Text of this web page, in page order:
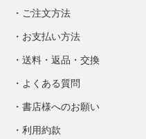
ご注文方法
お支払い方法
送料・返品・交換
よくある質問
書店様へのお願い
利用約款